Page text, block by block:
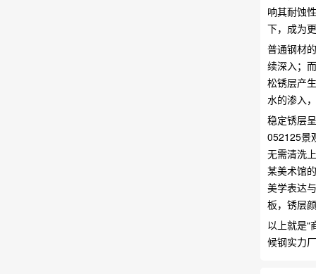
响其耐蚀
下，成为
普通钢材
续深入；
松锈层产
水的渗入
稳定锈层
052125景
无需清洗
某美术馆
美学表达
板，锈层
以上就是“
候钢实力